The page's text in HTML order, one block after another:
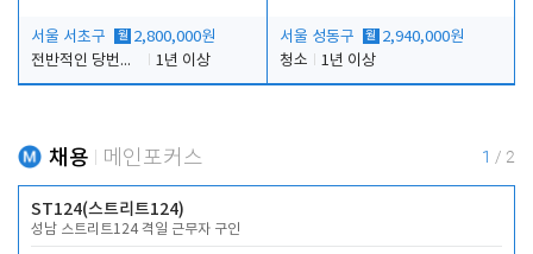
서울 서초구 월 2,800,000원
전반적인 당번업무
1년 이상
서울 성동구 월 2,940,000원
청소
1년 이상
채용 메인포커스 1 / 2
ST124(스트리트124)
성남 스트리트124 격일 근무자 구인